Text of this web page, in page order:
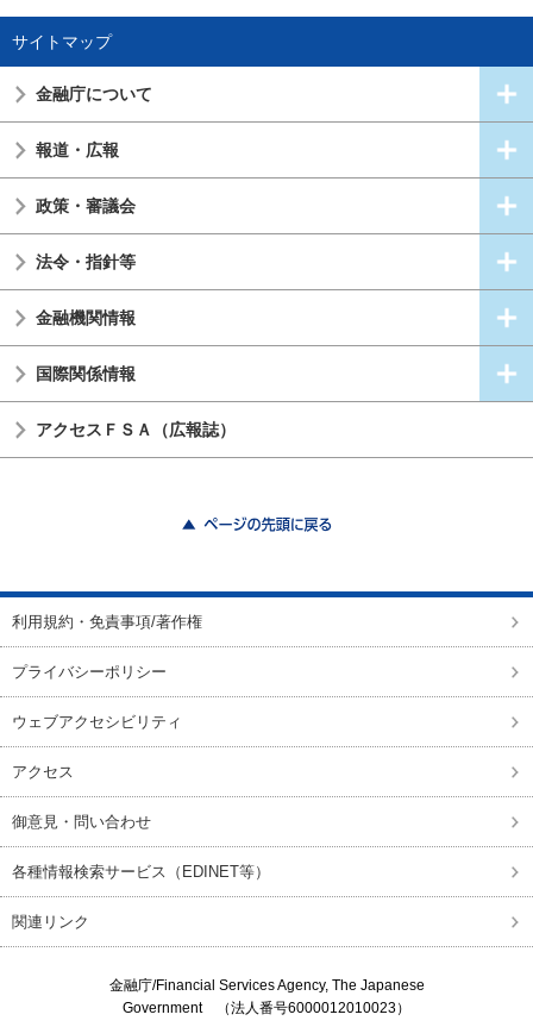
サイトマップ
金融庁について
報道・広報
政策・審議会
法令・指針等
金融機関情報
国際関係情報
アクセスＦＳＡ（広報誌）
利用規約・免責事項/著作権
プライバシーポリシー
ウェブアクセシビリティ
アクセス
御意見・問い合わせ
各種情報検索サービス（EDINET等）
関連リンク
金融庁/Financial Services Agency, The Japanese
Government（法人番号6000012010023）